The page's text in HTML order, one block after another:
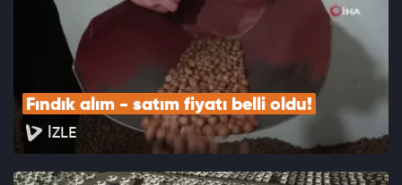
Fındık alım - satım fiyatı belli oldu!
İZLE